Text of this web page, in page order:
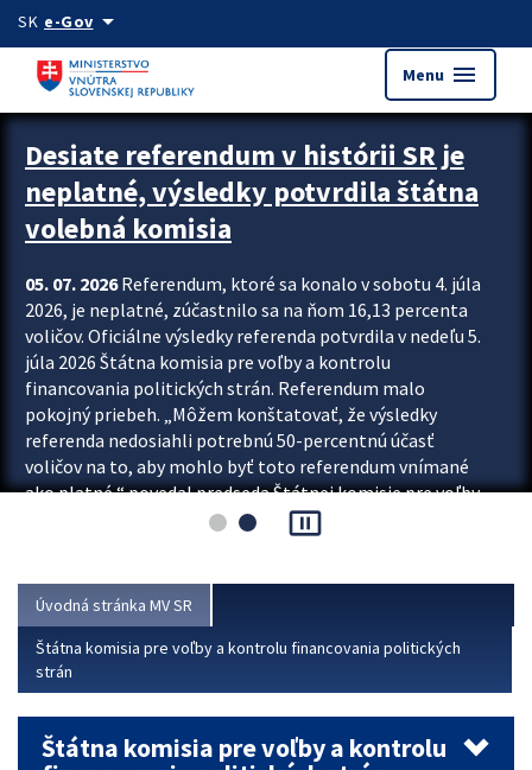
Preskocit na hlavný obsah
SK e-Govarrow_drop_down
Menu menu
Zastavit automatický posun upútavok
Desiate referendum v histórii SR je
neplatné, výsledky potvrdila štátna
volebná komisia
05. 07. 2026Referendum, ktoré sa konalo v sobotu 4. júla
2026, je neplatné, zúčastnilo sa na ňom 16,13 percenta
voličov. Oficiálne výsledky referenda potvrdila v nedeľu 5.
júla 2026 Štátna komisia pre voľby a kontrolu
financovania politických strán. Referendum malo
pokojný priebeh. „Môžem konštatovať, že výsledky
referenda nedosiahli potrebnú 50-percentnú účasť
voličov na to, aby mohlo byť toto referendum vnímané
ako platné,“ povedal predseda Štátnej komisie pre voľby
a kontrolu financovania politických...
pause_presentation
Úvodná stránka MV SR
Štátna komisia pre voľby a kontrolu financovania politických
strán
Štátna komisia pre voľby a kontrolu